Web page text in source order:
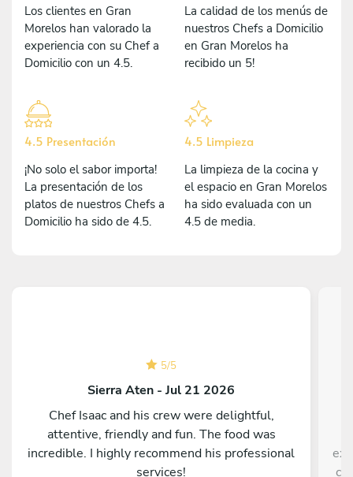
Los clientes en Gran
Morelos han valorado la
experiencia con su Chef a
Domicilio con un 4.5.
La calidad de los menús de
nuestros Chefs a Domicilio
en Gran Morelos ha
recibido un 5!
4.5 Presentación
¡No solo el sabor importa!
La presentación de los
platos de nuestros Chefs a
Domicilio ha sido de 4.5.
4.5 Limpieza
La limpieza de la cocina y
el espacio en Gran Morelos
ha sido evaluada con un
4.5 de media.
5/5
Sierra Aten - Jul 21 2026
Chef Isaac and his crew were delightful,
attentive, friendly and fun. The food was
incredible. I highly recommend his professional
services!